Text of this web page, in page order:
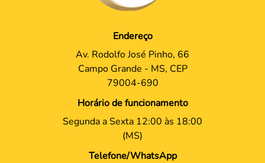
Endereço
Av. Rodolfo José Pinho, 66
Campo Grande - MS, CEP
79004-690
Horário de funcionamento
Segunda a Sexta 12:00 às 18:00
(MS)
Telefone/WhatsApp